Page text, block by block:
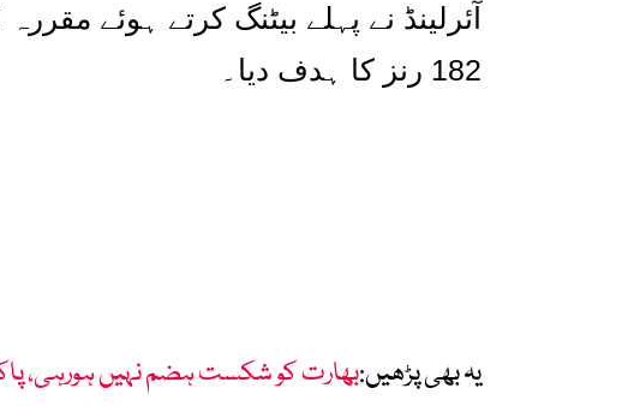
آئرلینڈ نے پہلے بیٹنگ کرتے ہوئے
182 رنز کا ہدف دیا۔
یہ بھی پڑھیں:بھارت کو شکست ہضم نہیں ہورہی،